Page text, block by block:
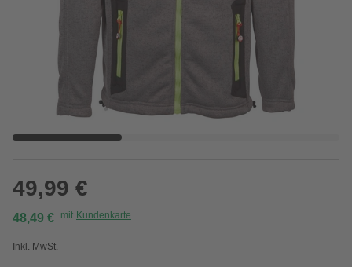
49,99 €
48,49 € mit Kundenkarte
Inkl. MwSt.